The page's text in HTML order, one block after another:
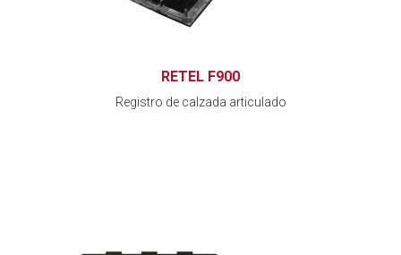
RETEL F900
Registro de calzada articulado